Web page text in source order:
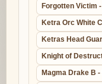
Forgotten Victim
Ketra Orc White
Ketras Head
Knight of
Magma Drake B